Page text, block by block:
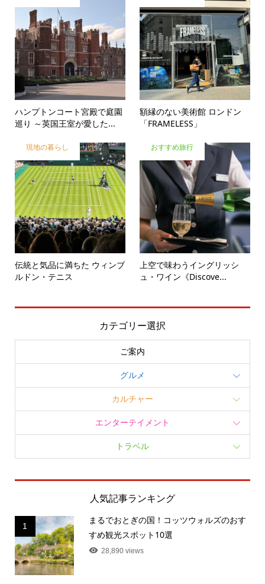
ハンプトンコート宮殿で庭園
巡り ～英国王室が愛した...
額縁のない美術館 ロンドン
「FRAMELESS」
現地の暮らし
伝統と気品に満ちた ウィンブ
ルドン・テニス
おすすめ旅行
上空で味わうイングリッシ
ュ・ワイン《Discove...
カテゴリー選択
ご案内
グルメ
カルチャー
エンターテイメント
トラベル
人気記事ランキング
1
まるでおとぎの国！コッツウォルズのおす
すめ観光スポット10選
28,890 views